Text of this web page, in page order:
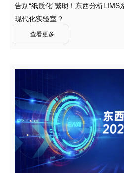
告别“纸质化”繁琐！东西分析LIMS
现代化实验室？
查看更多